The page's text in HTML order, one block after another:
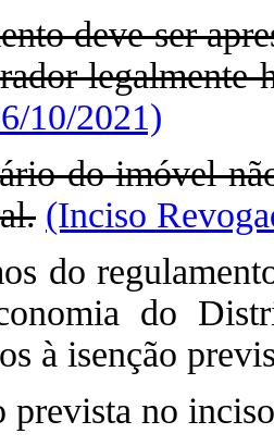
deve ser
legalmente
10/2021)
do imóvel
(Inciso
do
do
à isenção
prevista no